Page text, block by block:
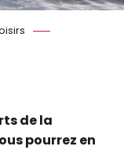
de la
pourrez en